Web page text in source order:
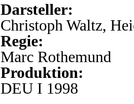
Darsteller:
Christoph Waltz,
Regie:
Marc Rothemund
Produktion:
DEU I 1998